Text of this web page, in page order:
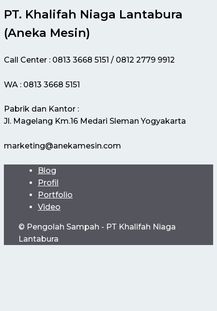
PT. Khalifah Niaga Lantabura
(Aneka Mesin)
Call Center : 0813 3668 5151 / 0812 2779 9912
WA : 0813 3668 5151
Pabrik dan Kantor :
Jl. Magelang Km.16 Medari Sleman Yogyakarta
marketing@anekamesin.com
Blog
Profil
Portfolio
Video
© Pengolah Sampah - PT Khalifah Niaga
Lantabura